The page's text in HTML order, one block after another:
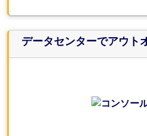
データセンターでアウト